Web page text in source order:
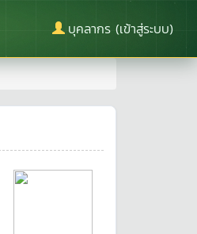
บุคลากร (เข้าสู่ระบบ)